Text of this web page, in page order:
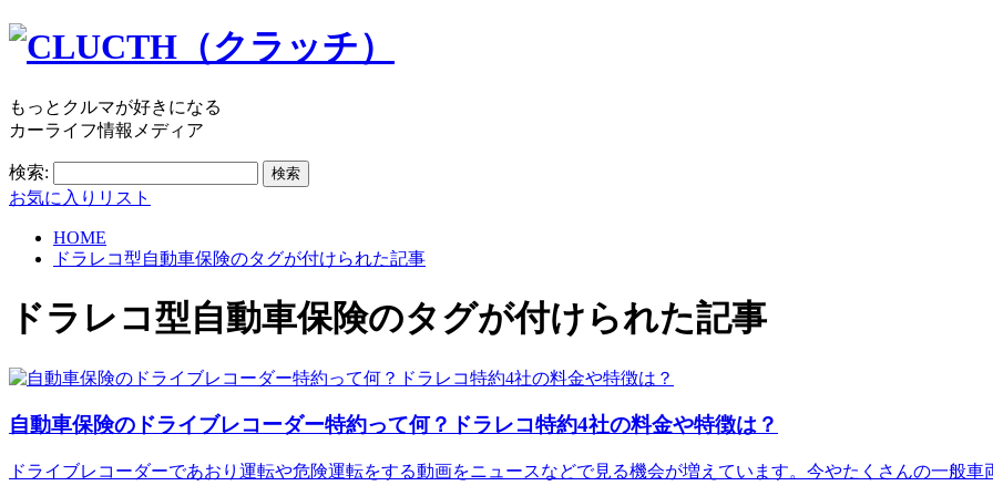
もっとクルマが好きになる
カーライフ情報メディア
検索:
お気に入りリスト
HOME
ドラレコ型自動車保険のタグが付けられた記事
ドラレコ型自動車保険のタグが付けられた記事
自動車保険のドライブレコーダー特約って何？ドラレコ特約4社の料金や特徴は？
ドライブレコーダーであおり運転や危険運転をする動画をニュースなどで見る機会が増えています。今やたくさんの一般